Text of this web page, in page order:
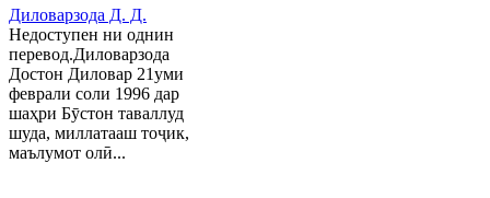
Диловарзода Д. Д.
Недоступен ни однин
перевод.Диловарзода
Достон Диловар 21уми
феврали соли 1996 дар
шаҳри Бӯстон таваллуд
шуда, миллатааш тоҷик,
маълумот олӣ...